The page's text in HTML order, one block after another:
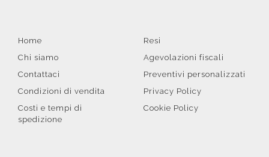
Home
Chi siamo
Contattaci
Condizioni di vendita
Costi e tempi di
spedizione
Resi
Agevolazioni fiscali
Preventivi personalizzati
Privacy Policy
Cookie Policy